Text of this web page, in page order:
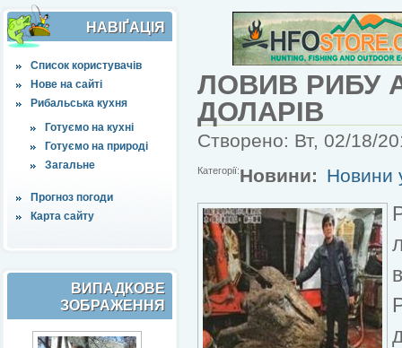
НАВІҐАЦІЯ
Список користувачів
Нове на сайті
Рибальська кухня
Готуємо на кухні
Готуємо на природі
Загальне
Прогноз погоди
Карта сайту
ВИПАДКОВЕ
ЗОБРАЖЕННЯ
ЛОВИВ РИБУ
ДОЛАРІВ
Створено: Вт, 02/18/
Категорії:Новини: Новини